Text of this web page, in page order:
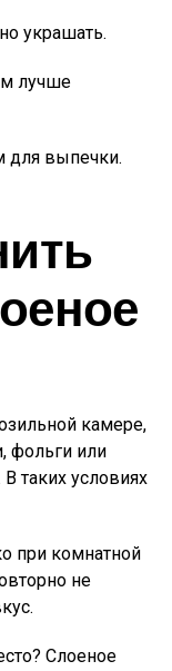
украшать.
лучше
для выпечки.
камере,
фольги или
таких условиях
при комнатной
не
Слоеное